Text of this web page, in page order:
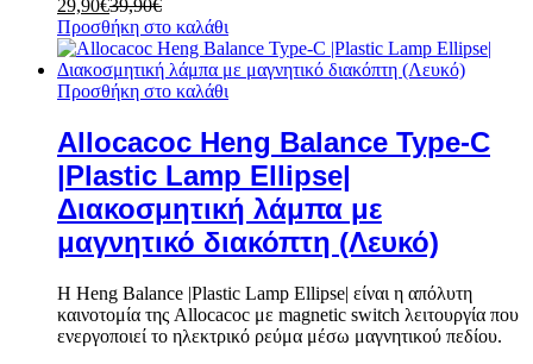
29,90€39,90€
Προσθήκη στο καλάθι
Προσθήκη στο καλάθι
Allocacoc Heng Balance Type-C
|Plastic Lamp Ellipse|
Διακοσμητική λάμπα με
μαγνητικό διακόπτη (Λευκό)
Η Heng Balance |Plastic Lamp Ellipse| είναι η απόλυτη
καινοτομία της Allocacoc με magnetic switch λειτουργία που
ενεργοποιεί το ηλεκτρικό ρεύμα μέσω μαγνητικού πεδίου.